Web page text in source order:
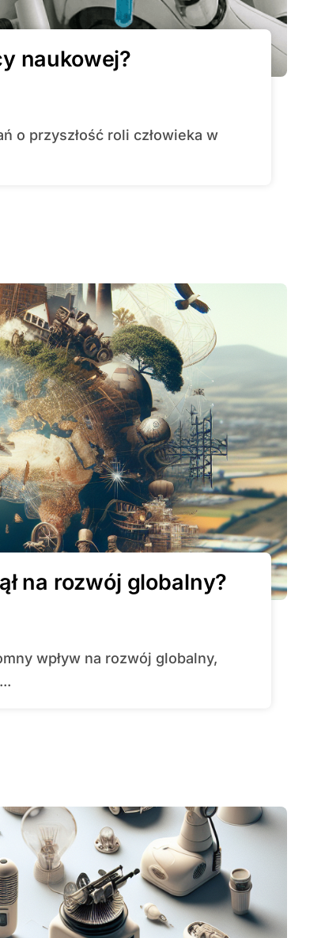
naukowej?
na rozwój globalny?